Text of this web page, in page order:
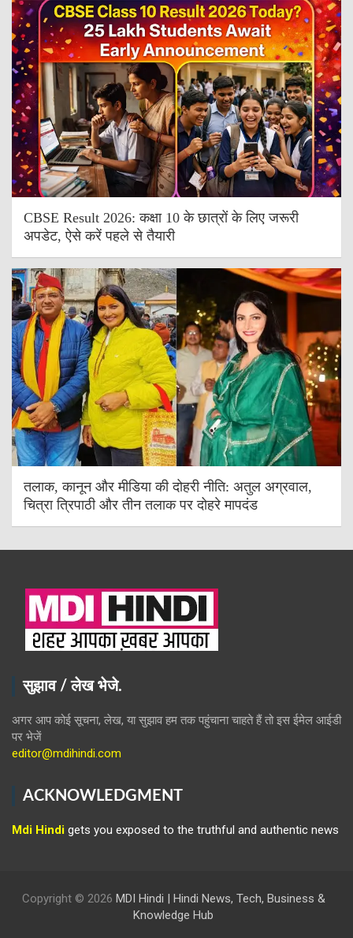
CBSE Result 2026: कक्षा 10 के छात्रों के लिए जरूरी
अपडेट, ऐसे करें पहले से तैयारी
तलाक, कानून और मीडिया की दोहरी नीति: अतुल अग्रवाल,
चित्रा त्रिपाठी और तीन तलाक पर दोहरे मापदंड
सुझाव / लेख भेजे.
अगर आप कोई सूचना, लेख, या सुझाव हम तक पहुंचाना चाहते हैं तो इस ईमेल आईडी
पर भेजें
editor@mdihindi.com
ACKNOWLEDGMENT
Mdi Hindi gets you exposed to the truthful and authentic news
Copyright © 2026 MDI Hindi | Hindi News, Tech, Business &
Knowledge Hub